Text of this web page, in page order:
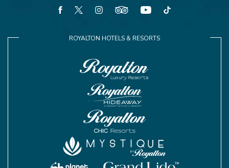
ROYALTON HOTELS & RESORTS